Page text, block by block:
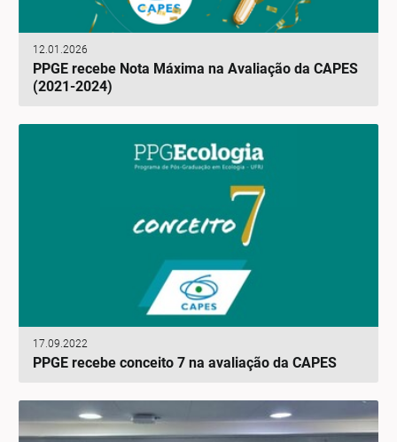
12.01.2026
PPGE recebe Nota Máxima na Avaliação da CAPES
(2021-2024)
17.09.2022
PPGE recebe conceito 7 na avaliação da CAPES